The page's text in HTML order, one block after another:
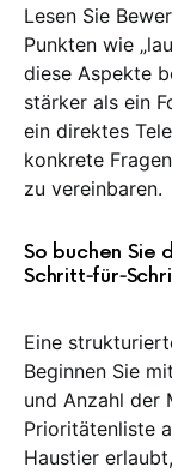
Lesen Sie
Punkten wie
diese Aspekte
stärker als ein
ein direktes
konkrete
zu vereinbaren.
So buchen Sie
Eine
Beginnen Sie
und Anzahl der
Prioritätenliste
Haustier